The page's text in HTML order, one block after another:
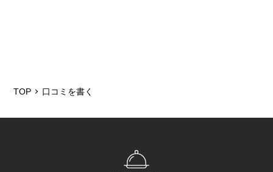
TOP 口コミを書く